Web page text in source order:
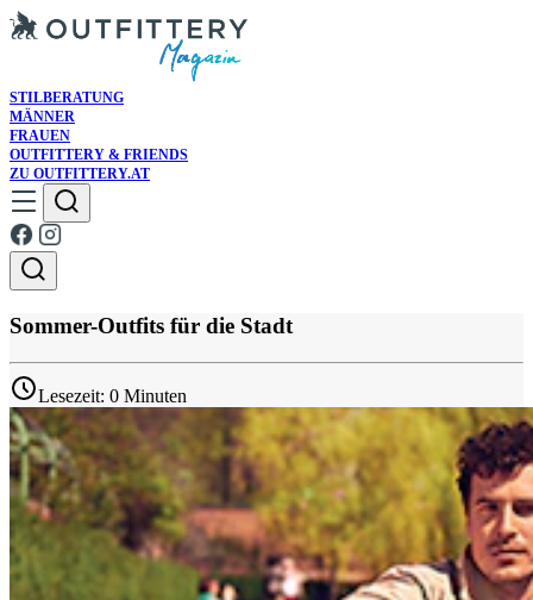
STILBERATUNG
MÄNNER
FRAUEN
OUTFITTERY & FRIENDS
ZU OUTFITTERY.AT
Sommer-Outfits für die Stadt
Lesezeit: 0 Minuten